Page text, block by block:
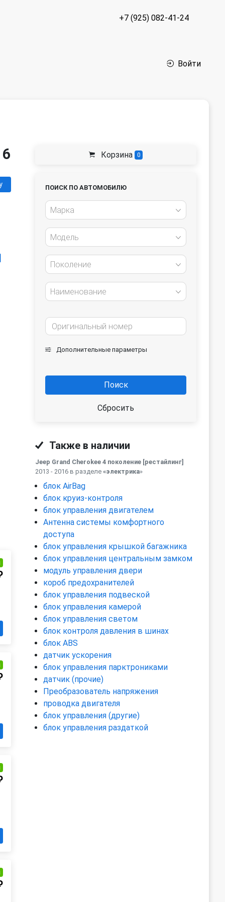
+7 (925) 082-41-24
Войти
Корзина 0
ПОИСК ПО АВТОМОБИЛЮ
Марка
Модель
Поколение
Наименование
Дополнительные параметры
Поиск
Сбросить
Также в наличии
Jeep Grand Cherokee 4 поколение [рестайлинг]
2013 - 2016 в разделе «электрика»
блок AirBag
блок круиз-контроля
блок управления двигателем
Антенна системы комфортного
доступа
блок управления крышкой багажника
блок управления центральным замком
модуль управления двери
короб предохранителей
блок управления подвеской
блок управления камерой
блок управления светом
блок контроля давления в шинах
блок ABS
датчик ускорения
блок управления парктрониками
датчик (прочие)
Преобразователь напряжения
проводка двигателя
блок управления (другие)
блок управления раздаткой